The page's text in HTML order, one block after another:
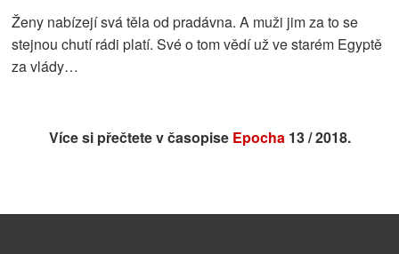
Ženy nabízejí svá těla od pradávna. A muži jim za to se
stejnou chutí rádi platí. Své o tom vědí už ve starém Egyptě
za vlády…
Více si přečtete v časopise Epocha 13 / 2018.